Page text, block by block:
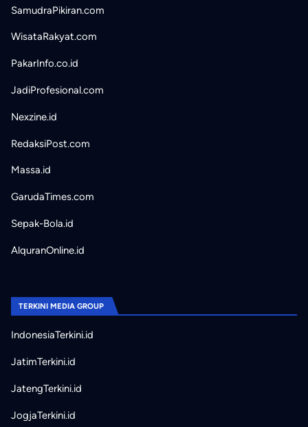
SamudraPikiran.com
WisataRakyat.com
PakarInfo.co.id
JadiProfesional.com
Nexzine.id
RedaksiPost.com
Massa.id
GarudaTimes.com
Sepak-Bola.id
AlquranOnline.id
TERKINI MEDIA GROUP
IndonesiaTerkini.id
JatimTerkini.id
JatengTerkini.id
JogjaTerkini.id